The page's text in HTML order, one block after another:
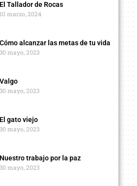
El Tallador de Rocas
10 marzo, 2024
Cómo alcanzar las metas de tu vida
30 mayo, 2023
Valgo
30 mayo, 2023
El gato viejo
30 mayo, 2023
Nuestro trabajo por la paz
30 mayo, 2023